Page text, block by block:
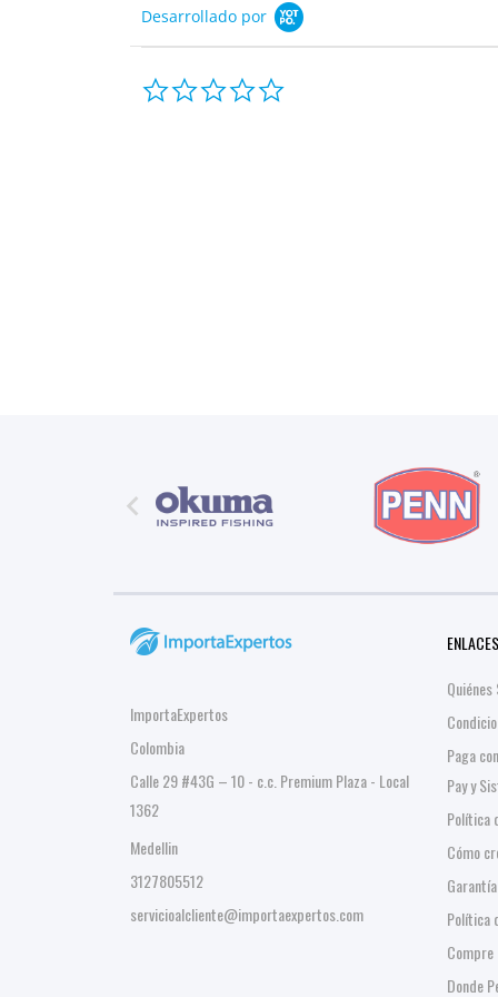
Desarrollado por

ImportaExpertos
Colombia
Calle 29 #43G – 10 - c.c. Premium Plaza - Local
1362
Medellin
3127805512
servicioalcliente@importaexpertos.com
Quiénes
Paga
Pay y
Política
Cómo
Política
Donde